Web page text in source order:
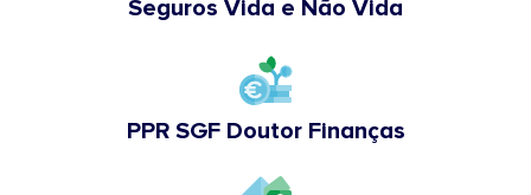
Seguros Vida e Não Vida
PPR SGF Doutor Finanças